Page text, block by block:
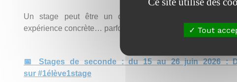
Un stage peut être un déclic. Une immersion terrain,
expérience concrète… parfois, tout commence là.
📅
Stages de seconde : du 15 au 26 juin 2026 :
sur #1élève1stage
Tout